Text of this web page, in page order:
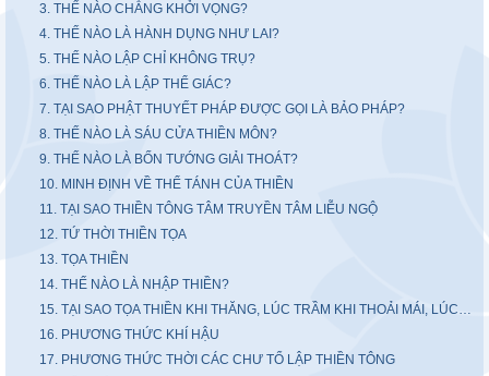
3. THẾ NÀO CHẲNG KHỞI VỌNG?
4. THẾ NÀO LÀ HÀNH DỤNG NHƯ LAI?
5. THẾ NÀO LẬP CHỈ KHÔNG TRỤ?
6. THẾ NÀO LÀ LẬP THỂ GIÁC?
7. TẠI SAO PHẬT THUYẾT PHÁP ĐƯỢC GỌI LÀ BẢO PHÁP?
8. THẾ NÀO LÀ SÁU CỬA THIỀN MÔN?
9. THẾ NÀO LÀ BỐN TƯỚNG GIẢI THOÁT?
10. MINH ĐỊNH VỀ THỂ TÁNH CỦA THIỀN
11. TẠI SAO THIỀN TÔNG TÂM TRUYỀN TÂM LIỄU NGỘ
12. TỨ THỜI THIỀN TỌA
13. TỌA THIỀN
14. THẾ NÀO LÀ NHẬP THIỀN?
15. TẠI SAO TỌA THIỀN KHI THĂNG, LÚC TRẦM KHI THOẢI MÁI, LÚC UỂ OẢI?
16. PHƯƠNG THỨC KHÍ HẬU
17. PHƯƠNG THỨC THỜI CÁC CHƯ TỔ LẬP THIỀN TÔNG